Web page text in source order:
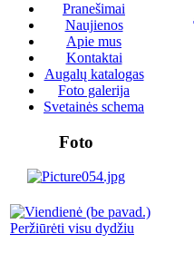
Pranešimai
Naujienos
Apie mus
Kontaktai
Augalų katalogas
Foto galerija
Svetainės schema
Foto
Peržiūrėti visu dydžiu